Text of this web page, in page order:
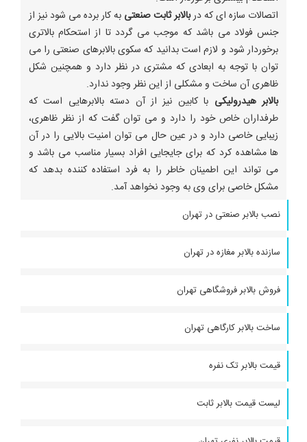
اتصالات سازه ای که دربالابر ثابت صنعتی به کار برده می شود نیز از
جنس فولاد می باشد که موجب می گردد تا از استحکام بالاتری
برخوردار شود و لازم است بدانید که سکوی بالابرهای صنعتی را می
توان با توجه به ابعادی که مشتری در نظر دارد و همچنین شکل
ظاهری آن ساخت و مشکلی از این نظر وجود ندارد.
بالابر هیدرولیکی با کابین نیز از آن دسته بالابرهایی است که
طرفداران خاص خود را دارد و می توان گفت که از نظر ظاهری،
زیبایی خاصی دارد و در عین حال می توان امنیت بالایی را در آن
ها مشاهده کرد که برای جایجایی افراد بسیار مناسب می باشد و
می تواند این اطمینان خاطر را به فرد استفاده کننده بدهد که
مشکل خاصی برای وی به وجود نخواهد آمد.
نصب بالابر صنعتی در تهران
سازنده بالابر مغازه در تهران
فروش بالابر فروشگاهی تهران
ساخت بالابر کارگاهی تهران
قیمت بالابر تک نفره
لیست قیمت بالابر ثابت